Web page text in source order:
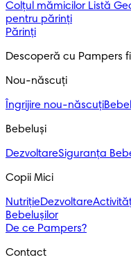
Colțul mămicilor Listă
pentru părinți
Părinți
Descoperă cu Pampers
Nou-născuți
Îngrijire nou-născuți
Bebeluși
DezvoltareSiguranța
Copii Mici
NutrițieDezvoltare
Bebelușilor
De ce Pampers?
Contact